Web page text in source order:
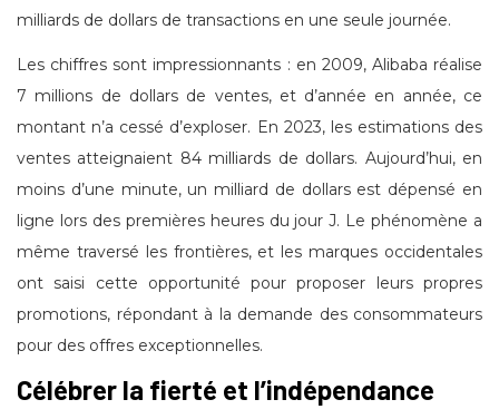
milliards de dollars de transactions en une seule journée.
Les chiffres sont impressionnants : en 2009, Alibaba réalise
7 millions de dollars de ventes, et d’année en année, ce
montant n’a cessé d’exploser. En 2023, les estimations des
ventes atteignaient 84 milliards de dollars. Aujourd’hui, en
moins d’une minute, un milliard de dollars est dépensé en
ligne lors des premières heures du jour J. Le phénomène a
même traversé les frontières, et les marques occidentales
ont saisi cette opportunité pour proposer leurs propres
promotions, répondant à la demande des consommateurs
pour des offres exceptionnelles.
Célébrer la fierté et l’indépendance